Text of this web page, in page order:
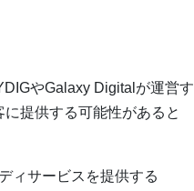
やGalaxy Digitalが運営す
提供する可能性があると
ィサービスを提供する